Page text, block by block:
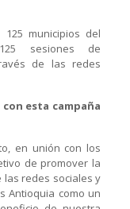
municipios del
sesiones de
de las redes
esta campaña
en unión con los
de promover la
las redes sociales y
Antioquia como un